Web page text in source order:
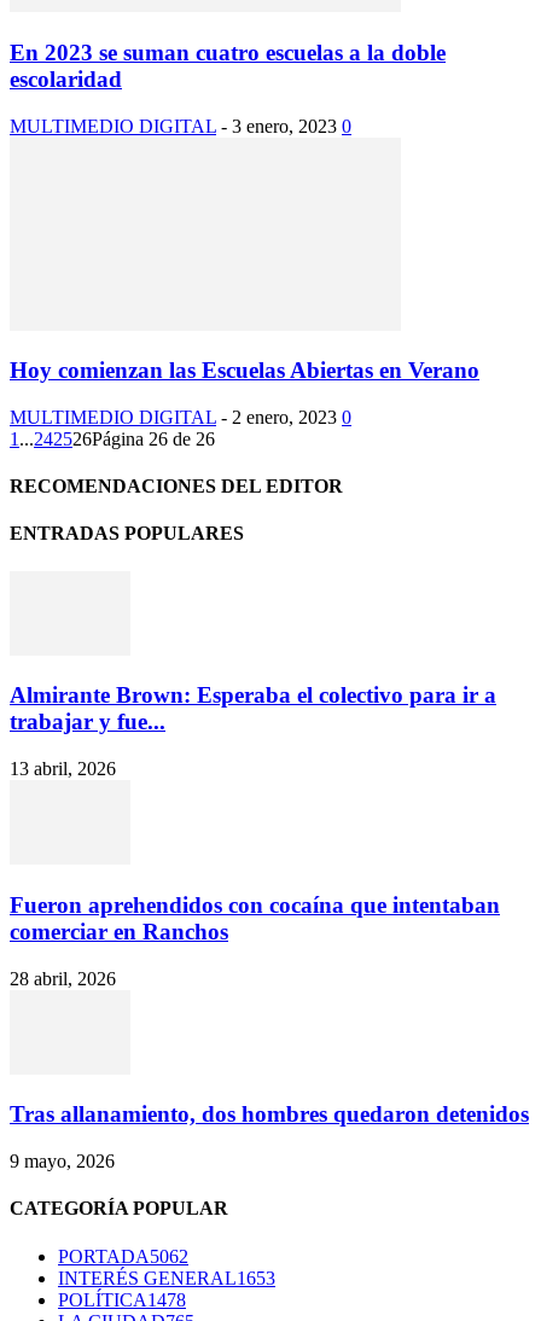
En 2023 se suman cuatro escuelas a la doble
escolaridad
MULTIMEDIO DIGITAL - 3 enero, 2023 0
Hoy comienzan las Escuelas Abiertas en Verano
MULTIMEDIO DIGITAL - 2 enero, 2023 0
1 ...242526Página 26 de 26
RECOMENDACIONES DEL EDITOR
ENTRADAS POPULARES
Almirante Brown: Esperaba el colectivo para ir a
trabajar y fue...
13 abril, 2026
Fueron aprehendidos con cocaína que intentaban
comerciar en Ranchos
28 abril, 2026
Tras allanamiento, dos hombres quedaron detenidos
9 mayo, 2026
CATEGORÍA POPULAR
PORTADA5062
INTERÉS GENERAL1653
POLÍTICA1478